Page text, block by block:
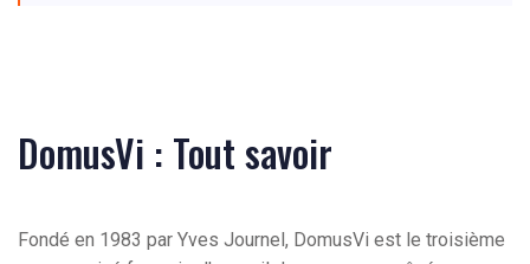
DomusVi : Tout savoir
Fondé en 1983 par Yves Journel, DomusVi est le troisième